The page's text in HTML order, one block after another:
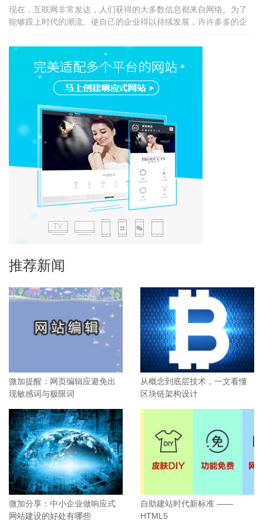
现在，互联网非常发达，人们获得的大多数信息都来自网络。为了
能够跟上时代的潮流、使自己的企业得以持续发展，许许多多的企
自己的企业，提高企业的知名
推荐新闻
微加提醒：网页编辑应避免出
现敏感词与极限词
从概念到底层技术，一文看懂
区块链架构设计
微加分享：中小企业做响应式
网站建设的好处有哪些
自助建站时代新标准 ——
HTML5